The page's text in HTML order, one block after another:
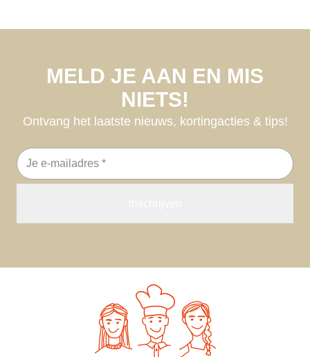
MELD JE AAN EN MIS
NIETS!
Ontvang het laatste nieuws, kortingacties & tips!
E-
mailadres